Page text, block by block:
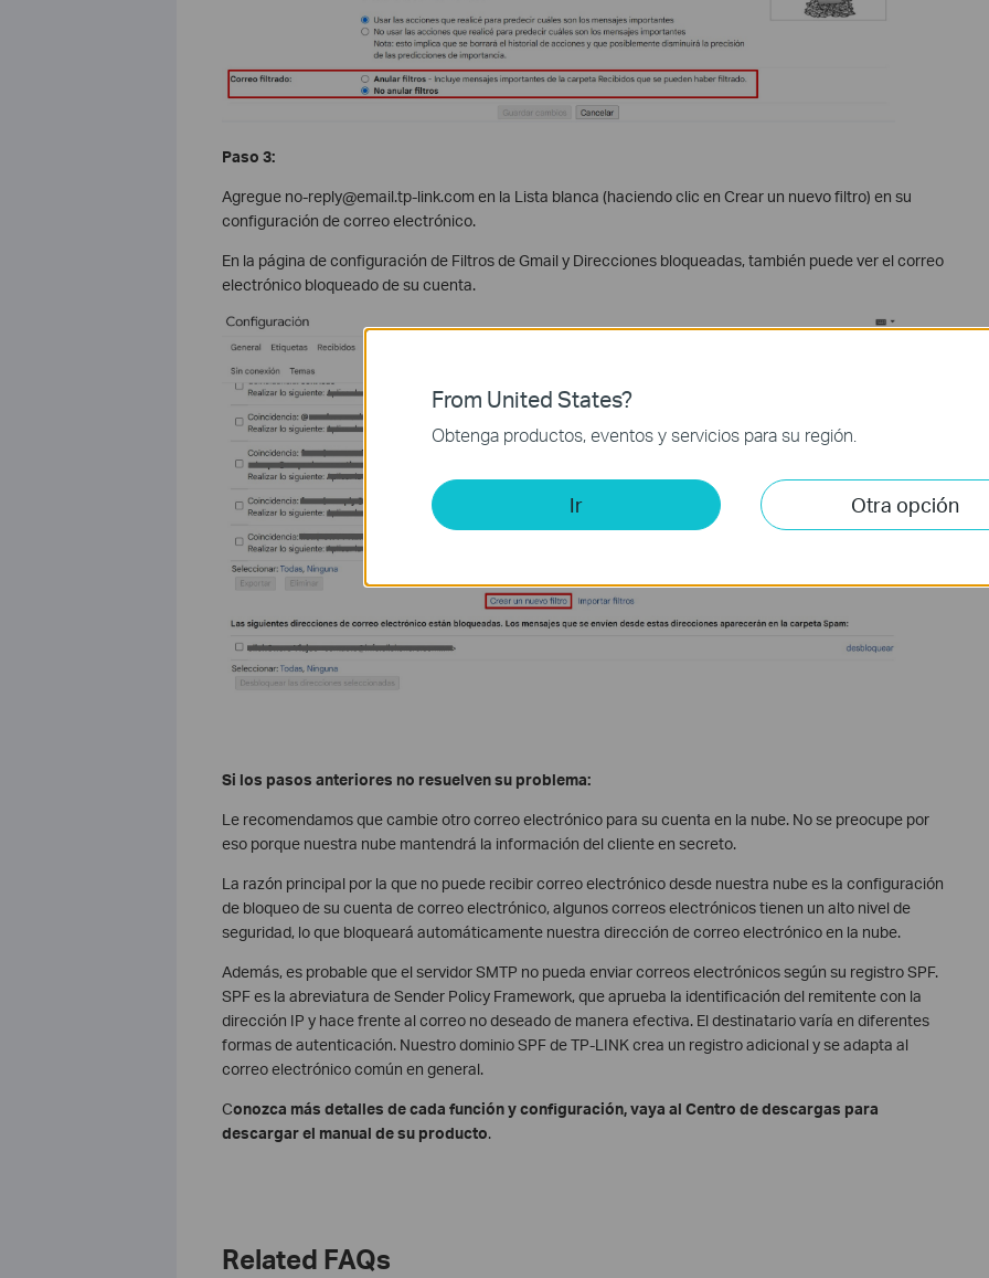
Paso 3:
Agregue no-reply@email.tp-link.com en la Lista blanca (haciendo clic en Crear un nuevo filtro) en su
configuración de correo electrónico.
En la página de configuración de Filtros de Gmail y Direcciones bloqueadas, también puede ver el correo
electrónico bloqueado de su cuenta.
Si los pasos anteriores no resuelven su problema:
Le recomendamos que cambie otro correo electrónico para su cuenta en la nube. No se preocupe por
eso porque nuestra nube mantendrá la información del cliente en secreto.
La razón principal por la que no puede recibir correo electrónico desde nuestra nube es la configuración
de bloqueo de su cuenta de correo electrónico, algunos correos electrónicos tienen un alto nivel de
seguridad, lo que bloqueará automáticamente nuestra dirección de correo electrónico en la nube.
Además, es probable que el servidor SMTP no pueda enviar correos electrónicos según su registro SPF.
SPF es la abreviatura de Sender Policy Framework, que aprueba la identificación del remitente con la
dirección IP y hace frente al correo no deseado de manera efectiva. El destinatario varía en diferentes
formas de autenticación. Nuestro dominio SPF de TP-LINK crea un registro adicional y se adapta al
correo electrónico común en general.
Conozca más detalles de cada función y configuración, vaya al Centro de descargas para
descargar el manual de su producto.
Related FAQs
From United States?
Obtenga productos, eventos y servicios para su región.
Ir Otra opción